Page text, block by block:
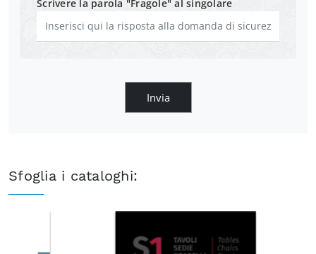
Scrivere la parola "Fragole" al singolare
Invia
Sfoglia i cataloghi: